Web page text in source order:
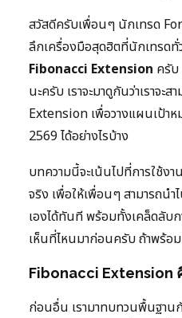
สวัสดีครับเพื่อนๆ นักเทรด
ลึกเครื่องมือสุดฮิตที่นักเทรด
Fibonacci Extension ครับ
นะครับ เราจะมาดูกันว่าเราจะ
Extension เพื่อวางแผนเป้าห
2569 ได้อย่างไรบ้าง
บทความนี้จะเน้นไปที่การใช้งา
จริง เพื่อให้เพื่อนๆ สามารถน
เองได้ทันที พร้อมทั้งเคล็ดลับ
เห็นที่ไหนมาก่อนครับ ถ้าพร้อ
Fibonacci Extension
ก่อนอื่น เรามาทบทวนพื้นฐา